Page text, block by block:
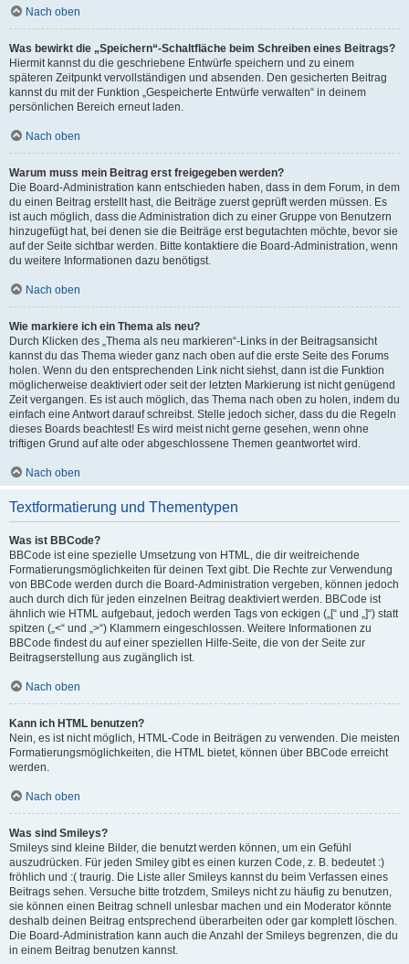
Nach oben
Was bewirkt die „Speichern“-Schaltfläche beim Schreiben eines Beitrags?
Hiermit kannst du die geschriebene Entwürfe speichern und zu einem
späteren Zeitpunkt vervollständigen und absenden. Den gesicherten Beitrag
kannst du mit der Funktion „Gespeicherte Entwürfe verwalten“ in deinem
persönlichen Bereich erneut laden.
Nach oben
Warum muss mein Beitrag erst freigegeben werden?
Die Board-Administration kann entschieden haben, dass in dem Forum, in dem
du einen Beitrag erstellt hast, die Beiträge zuerst geprüft werden müssen. Es
ist auch möglich, dass die Administration dich zu einer Gruppe von Benutzern
hinzugefügt hat, bei denen sie die Beiträge erst begutachten möchte, bevor sie
auf der Seite sichtbar werden. Bitte kontaktiere die Board-Administration, wenn
du weitere Informationen dazu benötigst.
Nach oben
Wie markiere ich ein Thema als neu?
Durch Klicken des „Thema als neu markieren“-Links in der Beitragsansicht
kannst du das Thema wieder ganz nach oben auf die erste Seite des Forums
holen. Wenn du den entsprechenden Link nicht siehst, dann ist die Funktion
möglicherweise deaktiviert oder seit der letzten Markierung ist nicht genügend
Zeit vergangen. Es ist auch möglich, das Thema nach oben zu holen, indem du
einfach eine Antwort darauf schreibst. Stelle jedoch sicher, dass du die Regeln
dieses Boards beachtest! Es wird meist nicht gerne gesehen, wenn ohne
triftigen Grund auf alte oder abgeschlossene Themen geantwortet wird.
Nach oben
Textformatierung und Thementypen
Was ist BBCode?
BBCode ist eine spezielle Umsetzung von HTML, die dir weitreichende
Formatierungsmöglichkeiten für deinen Text gibt. Die Rechte zur Verwendung
von BBCode werden durch die Board-Administration vergeben, können jedoch
auch durch dich für jeden einzelnen Beitrag deaktiviert werden. BBCode ist
ähnlich wie HTML aufgebaut, jedoch werden Tags von eckigen („[“ und „]“) statt
spitzen („<“ und „>“) Klammern eingeschlossen. Weitere Informationen zu
BBCode findest du auf einer speziellen Hilfe-Seite, die von der Seite zur
Beitragserstellung aus zugänglich ist.
Nach oben
Kann ich HTML benutzen?
Nein, es ist nicht möglich, HTML-Code in Beiträgen zu verwenden. Die meisten
Formatierungsmöglichkeiten, die HTML bietet, können über BBCode erreicht
werden.
Nach oben
Was sind Smileys?
Smileys sind kleine Bilder, die benutzt werden können, um ein Gefühl
auszudrücken. Für jeden Smiley gibt es einen kurzen Code, z. B. bedeutet :)
fröhlich und :( traurig. Die Liste aller Smileys kannst du beim Verfassen eines
Beitrags sehen. Versuche bitte trotzdem, Smileys nicht zu häufig zu benutzen,
sie können einen Beitrag schnell unlesbar machen und ein Moderator könnte
deshalb deinen Beitrag entsprechend überarbeiten oder gar komplett löschen.
Die Board-Administration kann auch die Anzahl der Smileys begrenzen, die du
in einem Beitrag benutzen kannst.